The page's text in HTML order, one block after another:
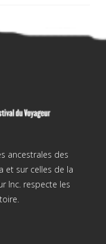
ancestrales des
et sur celles de la
Inc. respecte les